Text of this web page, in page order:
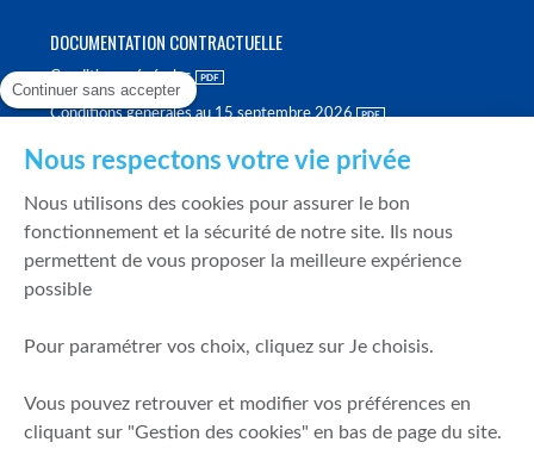
DOCUMENTATION CONTRACTUELLE
Conditions générales
Conditions générales au 15 septembre 2026
Politique de meilleure sélection
Politique de durabilité
Fonds de garantie des dépôts et de résolution
Mentions légales
Prévention de la fraude
Continuer sans accepter
Nous respectons votre vie privée
Nous utilisons des cookies pour assurer le bon
fonctionnement et la sécurité de notre site. Ils nous
permettent de vous proposer la meilleure expérience
possible
Pour paramétrer vos choix, cliquez sur Je choisis.
Vous pouvez retrouver et modifier vos préférences en
cliquant sur "Gestion des cookies" en bas de page du site.